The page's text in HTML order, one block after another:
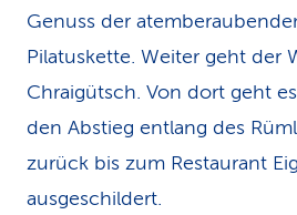
Genuss der
Pilatuskette. Weiter geht der
Chraigütsch. Von dort geht
den Abstieg entlang des
zurück bis zum Restaurant
ausgeschildert.